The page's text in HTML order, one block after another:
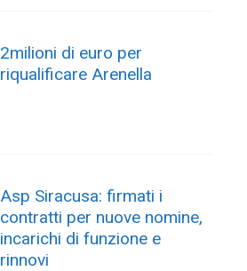
2milioni di euro per
riqualificare Arenella
Asp Siracusa: firmati i
contratti per nuove nomine,
incarichi di funzione e
rinnovi